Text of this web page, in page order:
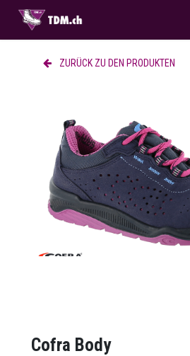
ZURÜCK ZU DEN PRODUKTEN
Cofra Body